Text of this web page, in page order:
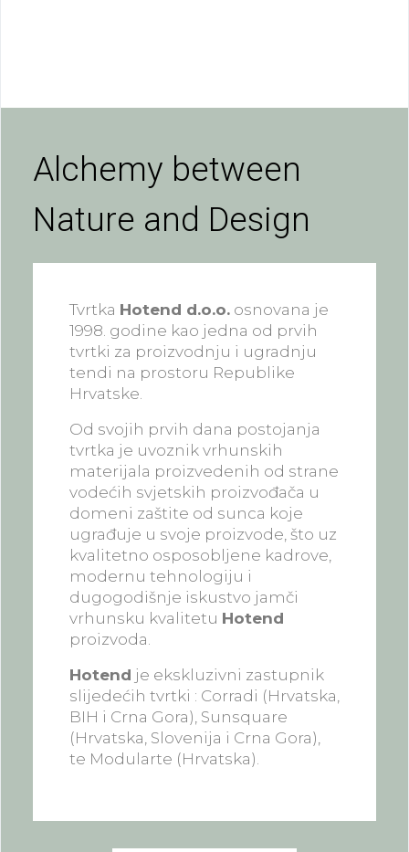
Alchemy between
Nature and Design
Tvrtka Hotend d.o.o. osnovana je
1998. godine kao jedna od prvih
tvrtki za proizvodnju i ugradnju
tendi na prostoru Republike
Hrvatske.
Od svojih prvih dana postojanja
tvrtka je uvoznik vrhunskih
materijala proizvedenih od strane
vodećih svjetskih proizvođača u
domeni zaštite od sunca koje
ugrađuje u svoje proizvode, što uz
kvalitetno osposobljene kadrove,
modernu tehnologiju i
dugogodišnje iskustvo jamči
vrhunsku kvalitetu Hotend
proizvoda.
Hotend je ekskluzivni zastupnik
slijedećih tvrtki : Corradi (Hrvatska,
BIH i Crna Gora), Sunsquare
(Hrvatska, Slovenija i Crna Gora),
te Modularte (Hrvatska).